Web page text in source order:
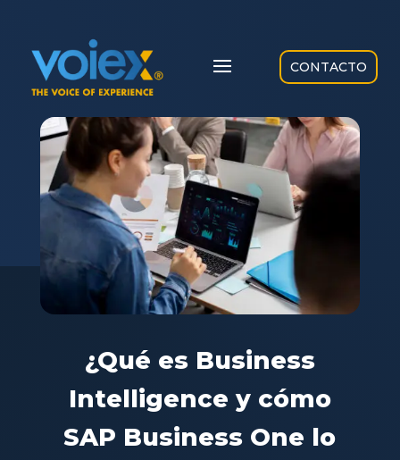
CONTACTO
¿Qué es Business
Intelligence y cómo
SAP Business One lo